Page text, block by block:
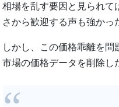
相場を乱す要因と見られて
さから歓迎する声も強かっ
しかし、この価格乖離を問
市場の価格データを削除し